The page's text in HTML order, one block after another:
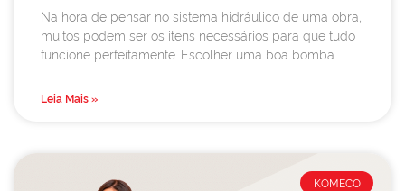
Na hora de pensar no sistema hidráulico de uma obra,
muitos podem ser os itens necessários para que tudo
funcione perfeitamente. Escolher uma boa bomba
Leia Mais »
KOMECO